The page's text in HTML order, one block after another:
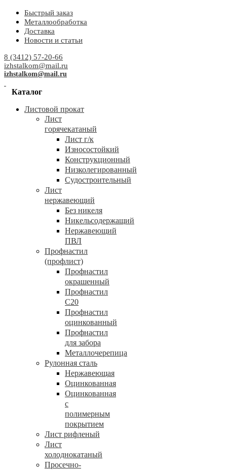
Быстрый заказ
Металлообработка
Доставка
Новости и статьи
8 (3412) 57-20-66
izhstalkom@mail.ru
izhstalkom@mail.ru
Каталог
Листовой прокат
Лист
горячекатаный
Лист г/к
Износостойкий
Конструкционный
Низколегированный
Судостроительный
Лист
нержавеющий
Без никеля
Никельсодержащий
Нержавеющий
ПВЛ
Профнастил
(профлист)
Профнастил
окрашенный
Профнастил
С20
Профнастил
оцинкованный
Профнастил
для забора
Металлочерепица
Рулонная сталь
Нержавеющая
Оцинкованная
Оцинкованная
с
полимерным
покрытием
Лист рифленый
Лист
холоднокатаный
Просечно-